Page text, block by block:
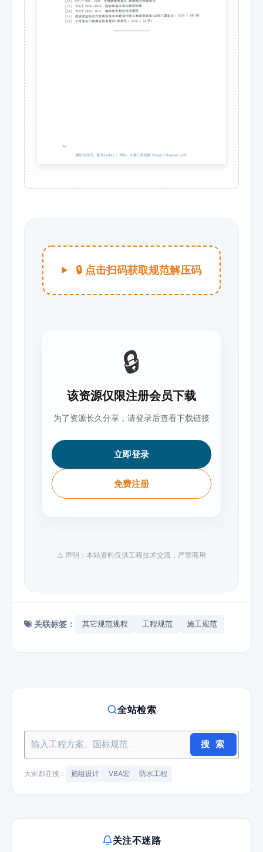
🔒 点击扫码获取规范解压码
🔒
该资源仅限注册会员下载
为了资源长久分享，请登录后查看下载链接
立即登录
免费注册
⚠️ 声明：本站资料仅供工程技术交流，严禁商用
关联标签： 其它规范规程 工程规范 施工规范
全站检索
搜 索
大家都在搜： 施组设计 VBA宏 防水工程
关注不迷路